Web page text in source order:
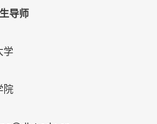
导师
学
院